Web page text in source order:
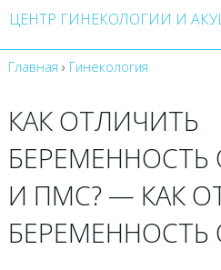
ЦЕНТР ГИНЕКОЛОГИИ И
Главная › Гинекология
КАК ОТЛИЧИТЬ
И ПМС? — КАК